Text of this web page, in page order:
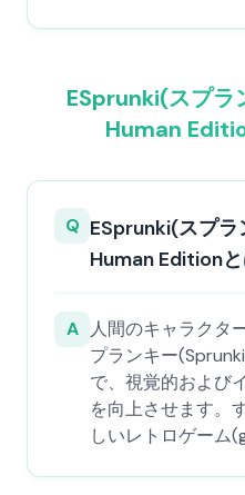
ESprunki(スプ
Human
Q ESprunki(スプ
Human Editionと
A 人間のキャラクタ
プランキー
で、視覚的および
を向上させます。
しいレトロゲーム